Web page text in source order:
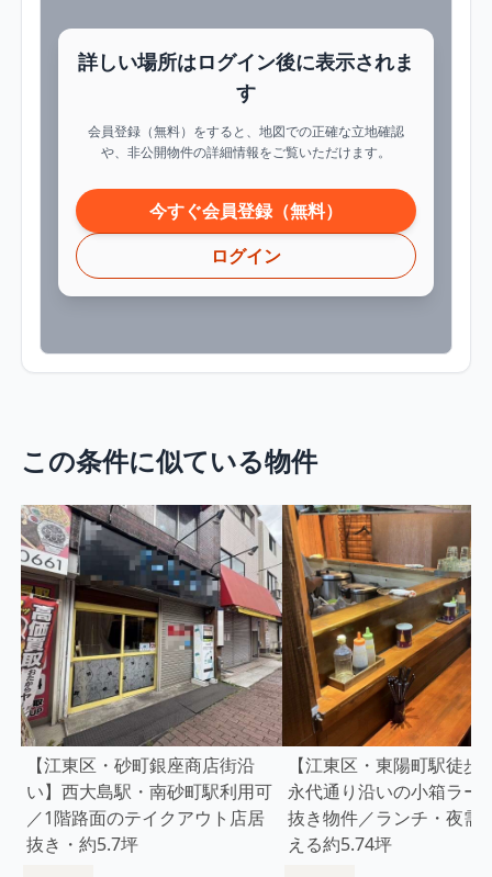
詳しい場所はログイン後に表示されま
す
会員登録（無料）をすると、地図での正確な立地確認
や、非公開物件の詳細情報をご覧いただけます。
今すぐ会員登録（無料）
ログイン
この条件に似ている物件
【江東区・砂町銀座商店街沿
い】西大島駅・南砂町駅利用可
／1階路面のテイクアウト店居
抜き・約5.7坪
【江東区・東陽町駅徒歩
永代通り沿いの小箱ラー
抜き物件／ランチ・夜需
える約5.74坪